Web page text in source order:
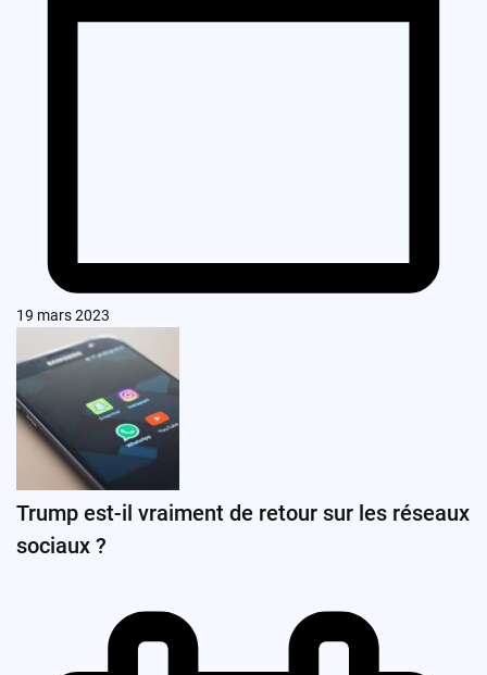
19 mars 2023
Trump est-il vraiment de retour sur les réseaux
sociaux ?